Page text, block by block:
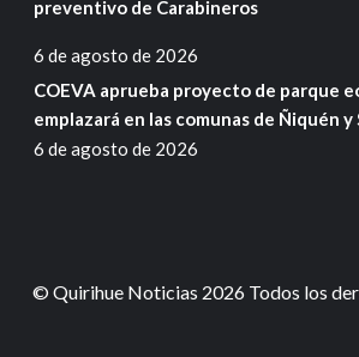
preventivo de Carabineros
6 de agosto de 2026
COEVA aprueba proyecto de parque
emplazará en las comunas de Ñiquén y
6 de agosto de 2026